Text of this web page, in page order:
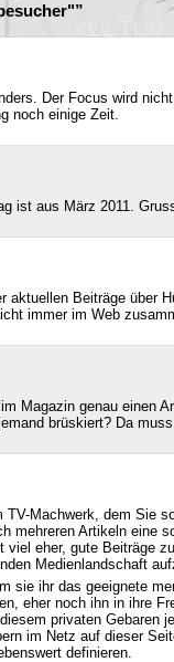
Der Focus wird
noch einige Zeit.
ist aus März 2011.
aktuellen Beiträge über
immer im Web
Magazin genau einen
brüskiert? Da
Machwerk, dem Sie
mehreren Artikeln eine
eher, gute Beiträge
Medienlandschaft
sie ihr das geeignete
eher noch ihn in ihre
privaten Gebaren
im Netz auf dieser
definieren.